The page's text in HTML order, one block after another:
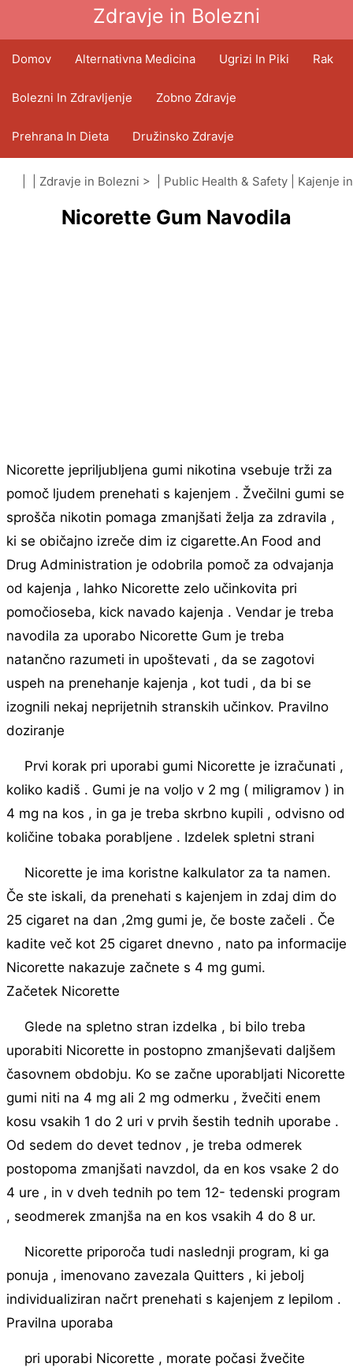
Zdravje in Bolezni
Domov Alternativna Medicina Ugrizi In Piki Rak
Bolezni In Zdravljenje Zobno Zdravje
Prehrana In Dieta Družinsko Zdravje
Zdravstveni Sektor Duševno Zdravje
Javno Zdravje In Varnost Operacije In Posegi
Zdravje in Bolezni > | Public Health & Safety Kajenje in
Nicorette Gum Navodila
Nicorette jepriljubljena gumi nikotina vsebuje trži za
pomoč ljudem prenehati s kajenjem . Žvečilni gumi se
sprošča nikotin pomaga zmanjšati želja za zdravila ,
ki se običajno izreče dim iz cigarette.An Food and
Drug Administration je odobrila pomoč za odvajanja
od kajenja , lahko Nicorette zelo učinkovita pri
pomočioseba, kick navado kajenja . Vendar je treba
navodila za uporabo Nicorette Gum je treba
natančno razumeti in upoštevati , da se zagotovi
uspeh na prenehanje kajenja , kot tudi , da bi se
izognili nekaj neprijetnih stranskih učinkov. Pravilno
doziranje
Prvi korak pri uporabi gumi Nicorette je izračunati ,
koliko kadiš . Gumi je na voljo v 2 mg ( miligramov ) in
4 mg na kos , in ga je treba skrbno kupili , odvisno od
količine tobaka porabljene . Izdelek spletni strani
Nicorette je ima koristne kalkulator za ta namen.
Če ste iskali, da prenehati s kajenjem in zdaj dim do
25 cigaret na dan ,2mg gumi je, če boste začeli . Če
kadite več kot 25 cigaret dnevno , nato pa informacije
Nicorette nakazuje začnete s 4 mg gumi.
Začetek Nicorette
Glede na spletno stran izdelka , bi bilo treba
uporabiti Nicorette in postopno zmanjševati daljšem
časovnem obdobju. Ko se začne uporabljati Nicorette
gumi niti na 4 mg ali 2 mg odmerku , žvečiti enem
kosu vsakih 1 do 2 uri v prvih šestih tednih uporabe .
Od sedem do devet tednov , je treba odmerek
postopoma zmanjšati navzdol, da en kos vsake 2 do
4 ure , in v dveh tednih po tem 12- tedenski program
, seodmerek zmanjša na en kos vsakih 4 do 8 ur.
Nicorette priporoča tudi naslednji program, ki ga
ponuja , imenovano zavezala Quitters , ki jebolj
individualiziran načrt prenehati s kajenjem z lepilom .
Pravilna uporaba
pri uporabi Nicorette , morate počasi žvečite